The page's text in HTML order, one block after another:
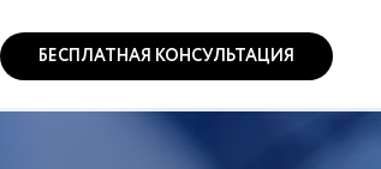
БЕСПЛАТНАЯ КОНСУЛЬТАЦИЯ